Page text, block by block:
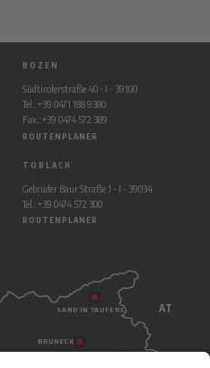
BOZEN
Südtirolerstraße 40 - I - 39100
Tel.: +39 0471 188 9380
Fax.: +39 0474 572 389
ROUTENPLANER
TOBLACH
Gebrüder Baur Straße 1 - I - 39034
Tel.: +39 0474 572 300
ROUTENPLANER
AT
BRUNECK
SAND IN TAUFERS